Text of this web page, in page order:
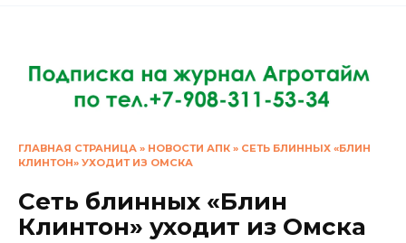
ГЛАВНАЯ СТРАНИЦА » НОВОСТИ АПК » СЕТЬ БЛИННЫХ «БЛИН
КЛИНТОН» УХОДИТ ИЗ ОМСКА
Сеть блинных «Блин
Клинтон» уходит из Омска